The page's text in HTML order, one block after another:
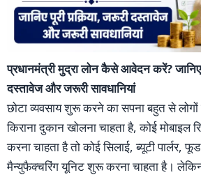
प्रधानमंत्री मुद्रा लोन कैसे आवेदन करें? जानिए
दस्तावेज और जरूरी सावधानियां
छोटा व्यवसाय शुरू करने का सपना बहुत से
किराना दुकान खोलना चाहता है, कोई मोबाइल
करना चाहता है तो कोई सिलाई, ब्यूटी पार्लर,
मैन्युफैक्चरिंग यूनिट शुरू करना चाहता है।